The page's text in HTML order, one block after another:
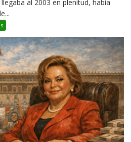
al 2003 en plenitud, había